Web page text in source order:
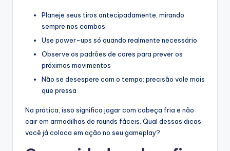
Planeje seus tiros antecipadamente, mirando
sempre nos combos
Use power-ups só quando realmente necessário
Observe os padrões de cores para prever os
próximos movimentos
Não se desespere com o tempo: precisão vale mais
que pressa
Na prática, isso significa jogar com cabeça fria e não
cair em armadilhas de rounds fáceis. Qual dessas dicas
você já coloca em ação no seu gameplay?